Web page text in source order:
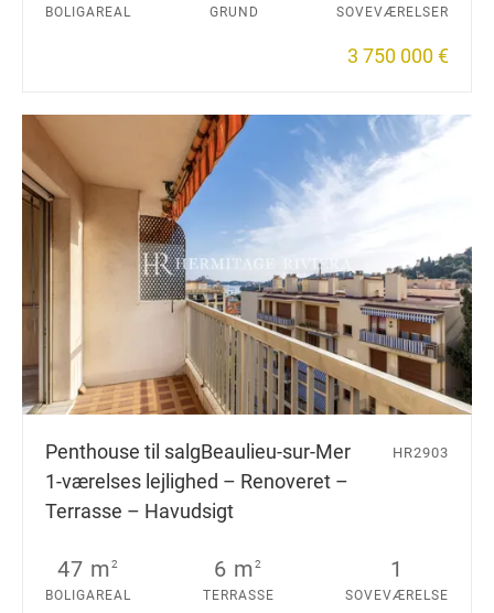
BOLIGAREAL GRUND SOVEVÆRELSER
3 750 000 €
Penthouse til salgBeaulieu-sur-Mer
1-værelses lejlighed – Renoveret –
Terrasse – Havudsigt
HR2903
47 m2
BOLIGAREAL
6 m2
TERRASSE
1
SOVEVÆRELSE